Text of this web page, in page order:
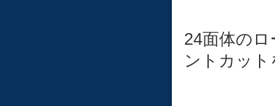
24面体の
ントカッ